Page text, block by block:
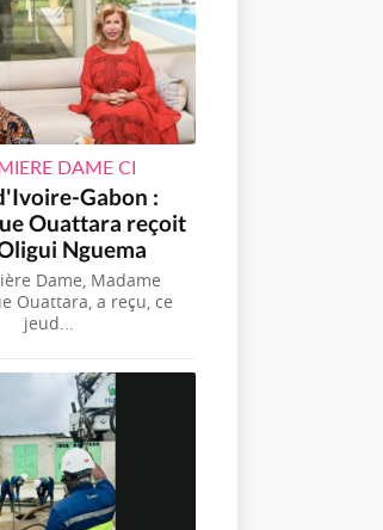
DAME CI
Gabon :
Ouattara reçoit
Nguema
Dame, Madame
Ouattara, a reçu, ce
jeud...